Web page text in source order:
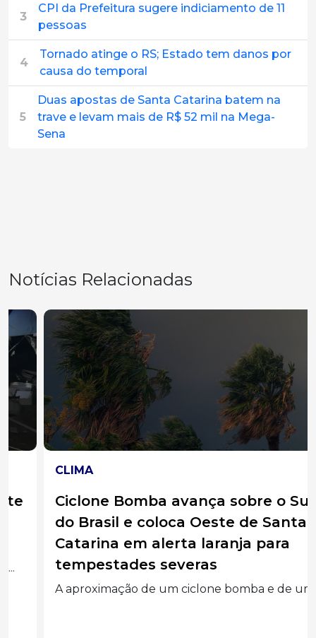
3
CPI da Prefeitura sugere indiciamento de 11
pessoas
4
Tornado atinge o RS; Estado tem danos por
causa do temporal
5
Duas apostas de Santa Catarina batem na
trave e levam mais de R$ 52 mil na Mega-
Sena
Notícias Relacionadas
CLIMA
Ciclone Bomba avança sobre o Sul
do Brasil e coloca Oeste de Santa
Catarina em alerta laranja para
tempestades severas
A aproximação de um ciclone bomba e de uma...